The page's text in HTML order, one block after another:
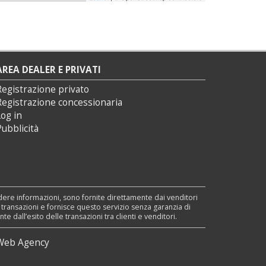
DEALER E PRIVATI
privato
concessionaria
in
informazioni, sono fornite direttamente dai venditori
e fornisce questo servizio senza garanzia di
dall’esito delle transazioni tra clienti e venditori.
Agency